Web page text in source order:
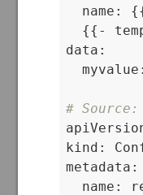
name:
{{-
data:
#
kind:
metadata:
name: